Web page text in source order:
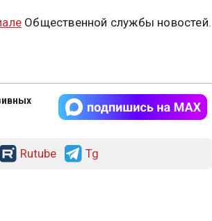
Общественной службы новостей.
Rutube Tg